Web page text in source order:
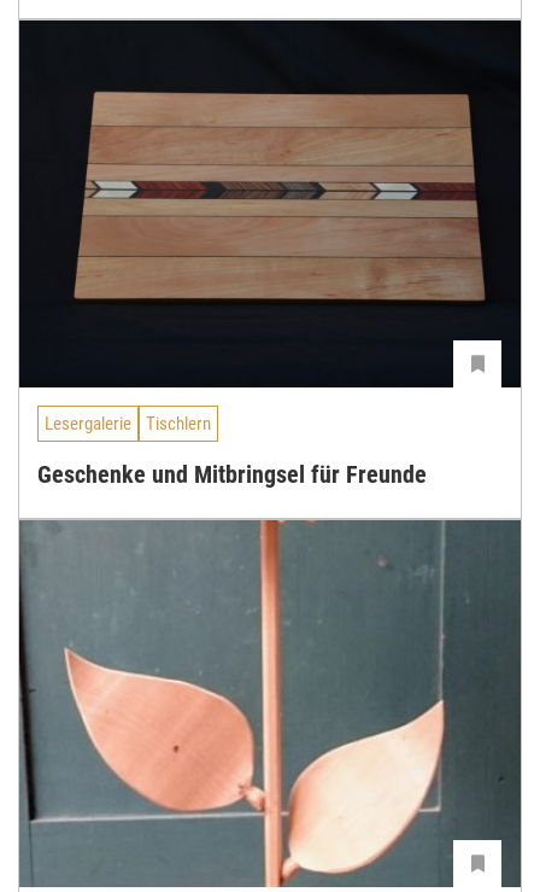
Lesergalerie Tischlern
Geschenke und Mitbringsel für Freunde